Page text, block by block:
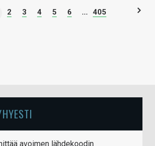
2 3 4 5 6 ... 405
avoimen lähdekoodin